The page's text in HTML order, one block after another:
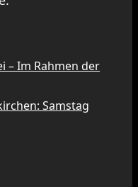
– Im Rahmen der
Samstag